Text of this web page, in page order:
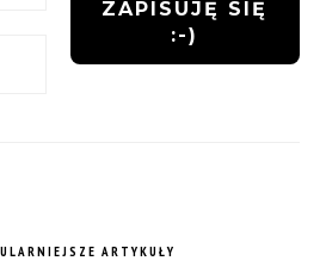
ARTYKUŁY